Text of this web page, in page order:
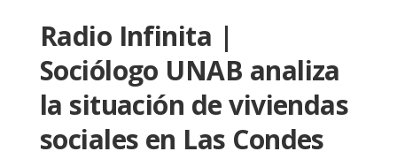
Radio Infinita |
Sociólogo UNAB analiza
la situación de viviendas
sociales en Las Condes